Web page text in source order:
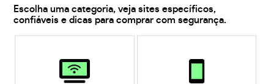
Escolha uma categoria, veja sites específicos,
confiáveis e dicas para comprar com segurança.